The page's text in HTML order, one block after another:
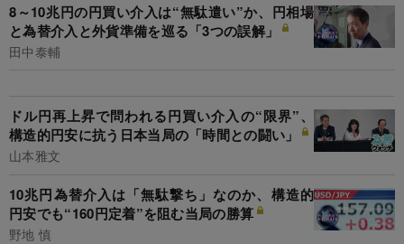
8～10兆円の円買い介入は“無駄遣い”か、円相場
と為替介入と外貨準備を巡る「3つの誤解」
田中泰輔
ドル円再上昇で問われる円買い介入の“限界”、
構造的円安に抗う日本当局の「時間との闘い」
山本雅文
10兆円為替介入は「無駄撃ち」なのか、構造的
円安でも“160円定着”を阻む当局の勝算
野地 慎